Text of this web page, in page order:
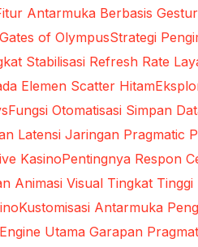
Antarmuka Berbasis
of OlympusStrategi
Stabilisasi Refresh Rate
Elemen Scatter Hitam
Fungsi Otomatisasi Simpan
Latensi Jaringan Pragmatic
KasinoPentingnya Respon
Animasi Visual Tingkat Tinggi
Kustomisasi Antarmuka
Utama Garapan